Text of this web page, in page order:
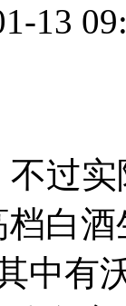
13
不过
白
中有